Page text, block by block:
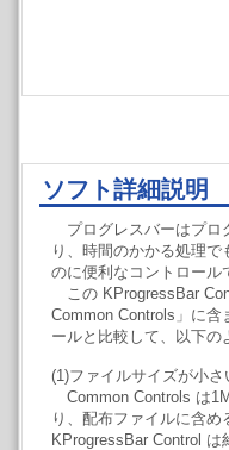
ソフト詳細説明
プログレスバーはプロ
り、時間のかかる処理
のに便利なコントロール
この KProgressBar
Common Controls」に含
ールと比較して、以下の
(1)ファイルサイズが小さ
Common Controls は
り、配布ファイルに含め
KProgressBar Control